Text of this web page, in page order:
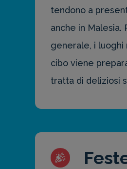
tendono a
anche in
generale, i
cibo viene
tratta di deliziosi